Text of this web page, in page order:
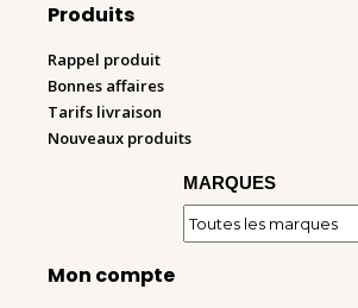
Produits
Rappel produit
Bonnes affaires
Tarifs livraison
Nouveaux produits
MARQUES
Mon compte